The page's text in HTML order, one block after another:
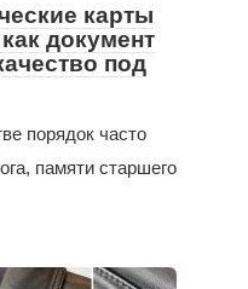
карты
документ
под
порядок часто
памяти старшего